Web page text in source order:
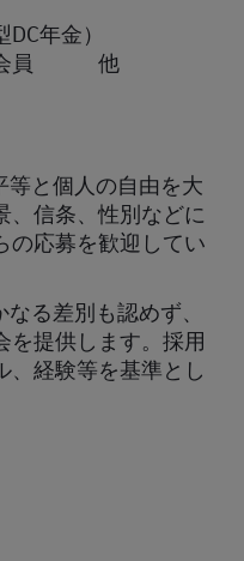
DC年金）
ン会員 他
等と個人の自由を大
、信条、性別などに
の応募を歓迎してい
る差別も認めず、
を提供します。採用
、 経験等を基準とし